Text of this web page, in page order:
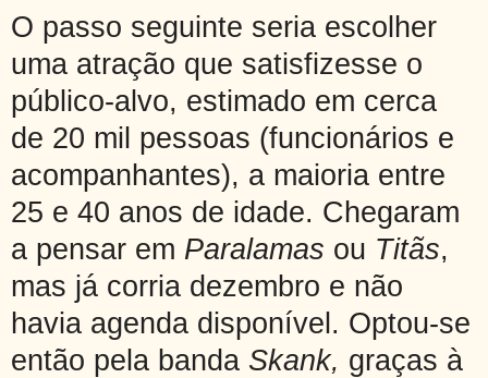
O passo seguinte seria escolher
uma atração que satisfizesse o
público-alvo, estimado em cerca
de 20 mil pessoas (funcionários e
acompanhantes), a maioria entre
25 e 40 anos de idade. Chegaram
a pensar em Paralamas ou Titãs,
mas já corria dezembro e não
havia agenda disponível. Optou-se
então pela banda Skank, graças à